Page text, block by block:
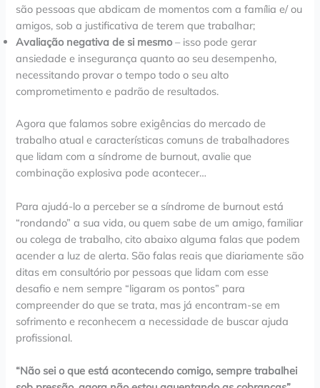
são pessoas que abdicam de momentos com a família e/ ou
amigos, sob a justificativa de terem que trabalhar;
Avaliação negativa de si mesmo– isso pode gerar
ansiedade e insegurança quanto ao seu desempenho,
necessitando provar o tempo todo o seu alto
comprometimento e padrão de resultados.
Agora que falamos sobre exigências do mercado de
trabalho atual e características comuns de trabalhadores
que lidam com a síndrome de burnout, avalie que
combinação explosiva pode acontecer…
Para ajudá-lo a perceber se a síndrome de burnout está
“rondando” a sua vida, ou quem sabe de um amigo, familiar
ou colega de trabalho, cito abaixo alguma falas que podem
acender a luz de alerta. São falas reais que diariamente são
ditas em consultório por pessoas que lidam com esse
desafio e nem sempre “ligaram os pontos” para
compreender do que se trata, mas já encontram-se em
sofrimento e reconhecem a necessidade de buscar ajuda
profissional.
“Não sei o que está acontecendo comigo, sempre trabalhei